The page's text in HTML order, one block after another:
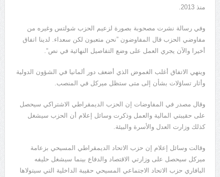
منذ 2013.
وفي رسالة نشرت مصحوبة بصورة لزعيم الحزب شولتس وغيره من
مفاوضي الحزب قال المفاوضون ”نحن متعبون لكن سعداء. لدينا اتفاق
أخيرا والآن يجري العمل على وضع التفاصيل النهائية في نص“.
وينهي الاتفاق أغلب الغموض الذي أضعف دور ألمانيا في الشؤون الدولية
وأثار تساؤلات بشأن إلى متى ستظل ميركل في المنصب.
وقال مصدر في المفاوضات إن الحزب الديمقراطي الاشتراكي سيحصل
على حقيبتي المالية والعمل وذكرت وسائل إعلام أن الحزب سيشغل
كذلك وزارت العدل والأسرة والبيئة.
وقالت وسائل إعلام إن حزب الاتحاد الديمقراطي المسيحي بزعامة
ميركل سيحصل على وزارتي الاقتصاد والدفاع بينما سيشغل حليفه
البافاري حزب الاتحاد الاجتماعي المسيحي حقيبة الداخلية التي سيتولاها